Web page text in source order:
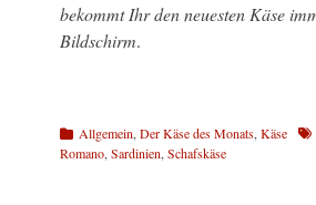
bekommt Ihr den neuesten Käse
Bildschirm.
Kategorien
Allgemein Der Käse des Monats Käse
Romano Sardinien Schafskäse